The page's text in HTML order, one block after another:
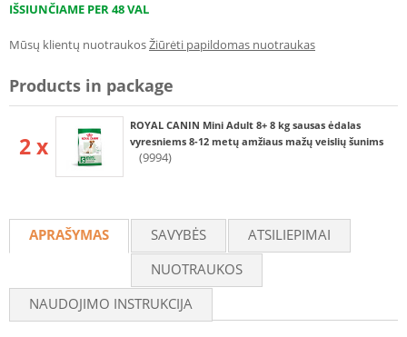
IŠSIUNČIAME PER 48 VAL
Mūsų klientų nuotraukosŽiūrėti papildomas nuotraukas
Products in package
2 x
ROYAL CANIN Mini Adult 8+ 8 kg sausas ėdalas
vyresniems 8-12 metų amžiaus mažų veislių šunims
(9994)
APRAŠYMAS SAVYBĖS
ATSILIEPIMAI
NUOTRAUKOS
NAUDOJIMO INSTRUKCIJA